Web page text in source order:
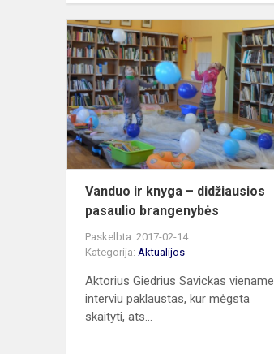
Vanduo ir knyga – didžiausios
pasaulio brangenybės
Paskelbta: 2017-02-14
Kategorija: Aktualijos
Aktorius Giedrius Savickas viename
interviu paklaustas, kur mėgsta
skaityti, ats...